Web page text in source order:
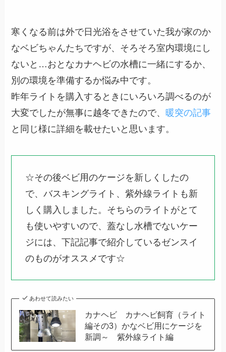
寒くなる前は外で日光浴をさせていた我が家のか
なベビちゃんたちですが、そろそろ室内環境にし
ないと…おとなカナヘビの水槽に一緒にするか、
別の環境を準備するか悩み中です。
昨年ライトを購入するときにいろいろ調べるのが
大変でしたが無事に越冬できたので、 暖突の記事
と同じ様に詳細を載せたいと思います。
☆その後ベビ用のケージを新しくしたの
で、バスキングライト、紫外線ライトも新
しく購入しました。そちらのライトがとて
も使いやすいので、蓋なし水槽でないケー
ジには、下記記事で紹介しているゼンスイ
のものがオススメです☆
あわせて読みたい
カナヘビ カナヘビ飼育（ライト
編その3）かなベビ用にケージを
新調～ 紫外線ライト編